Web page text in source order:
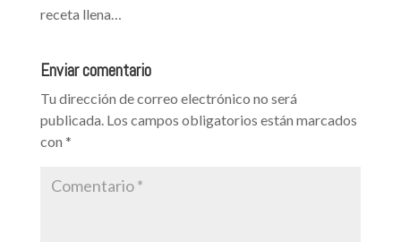
receta llena…
Enviar comentario
Tu dirección de correo electrónico no será
publicada. Los campos obligatorios están marcados
con *